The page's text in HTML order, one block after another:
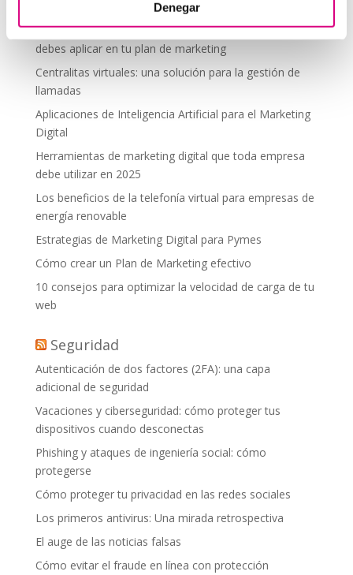
Denegar
Tendencias actuales en marketing y publicidad que
debes aplicar en tu plan de marketing
Centralitas virtuales: una solución para la gestión de
llamadas
Aplicaciones de Inteligencia Artificial para el Marketing
Digital
Herramientas de marketing digital que toda empresa
debe utilizar en 2025
Los beneficios de la telefonía virtual para empresas de
energía renovable
Estrategias de Marketing Digital para Pymes
Cómo crear un Plan de Marketing efectivo
10 consejos para optimizar la velocidad de carga de tu
web
Seguridad
Autenticación de dos factores (2FA): una capa
adicional de seguridad
Vacaciones y ciberseguridad: cómo proteger tus
dispositivos cuando desconectas
Phishing y ataques de ingeniería social: cómo
protegerse
Cómo proteger tu privacidad en las redes sociales
Los primeros antivirus: Una mirada retrospectiva
El auge de las noticias falsas
Cómo evitar el fraude en línea con protección